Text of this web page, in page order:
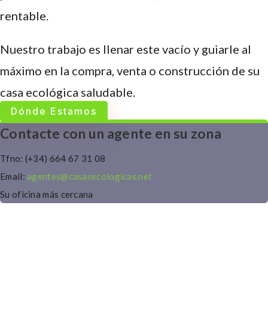
rentable.
Nuestro trabajo es llenar este vacío y guiarle al
máximo en la compra, venta o construcción de su
casa ecológica saludable.
Dónde Estamos
Contacte con un agente en su zona
Tfno: (+34) 664 67 31 08
Email: agentes@casasecologicas.net
Su oficina más cercana